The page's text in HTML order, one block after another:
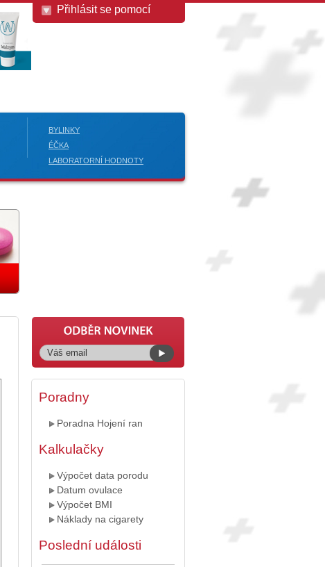
Přihlásit se pomocí
BYLINKY
ÉČKA
LABORATORNÍ HODNOTY
Poradny
Poradna Hojení ran
Kalkulačky
Výpočet data porodu
Datum ovulace
Výpočet BMI
Náklady na cigarety
Poslední události